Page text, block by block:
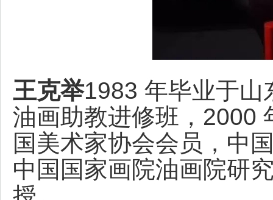
王克举1983 年毕业于山
油画助教进修班，2000
国美术家协会会员，中
中国国家画院油画院研